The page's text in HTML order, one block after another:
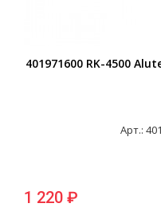
401971600 RK-4500
Арт.:
1 220 ₽